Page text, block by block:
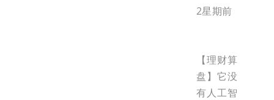
2星期前
【理财算
盘】它没
有人工智